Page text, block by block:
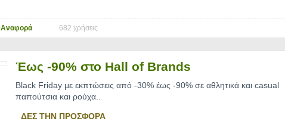
Αναφορά 682 χρήσεις
Έως -90% στο Hall of Brands
Black Friday με εκπτώσεις από -30% έως -90% σε αθλητικά και casual
παπούτσια και ρούχα
ΔΕΣ ΤΗΝ ΠΡΟΣΦΟΡΑ